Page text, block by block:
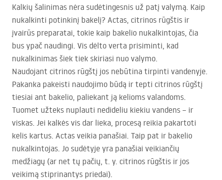
Kalkių šalinimas nėra sudėtingesnis už patį valymą. Kaip
nukalkinti potinkinį bakelį? Actas, citrinos rūgštis ir
įvairūs preparatai, tokie kaip bakelio nukalkintojas, čia
bus ypač naudingi. Vis dėlto verta prisiminti, kad
nukalkinimas šiek tiek skiriasi nuo valymo.
Naudojant citrinos rūgštį jos nebūtina tirpinti vandenyje.
Pakanka pakeisti naudojimo būdą ir tepti citrinos rūgštį
tiesiai ant bakelio, paliekant ją kelioms valandoms.
Tuomet užteks nuplauti nedideliu kiekiu vandens – ir
viskas. Jei kalkės vis dar lieka, procesą reikia pakartoti
kelis kartus. Actas veikia panašiai. Taip pat ir bakelio
nukalkintojas. Jo sudėtyje yra panašiai veikiančių
medžiagų (ar net tų pačių, t. y. citrinos rūgštis ir jos
veikimą stiprinantys priedai).